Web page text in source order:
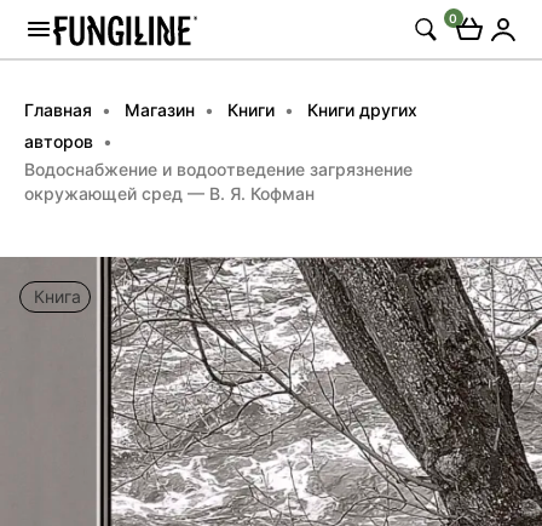
0
Главная Магазин Книги
Книги других
авторов
Водоснабжение и водоотведение загрязнение
окружающей сред — В. Я. Кофман
Книга